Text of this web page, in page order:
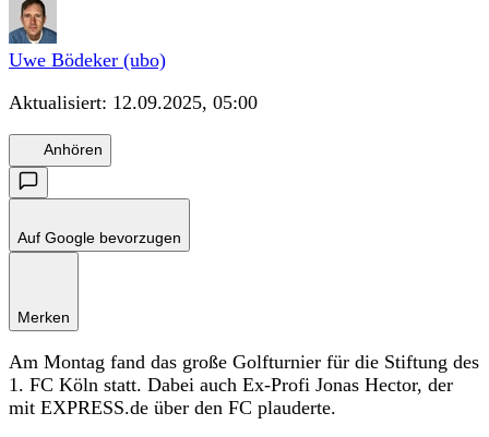
Uwe Bödeker (ubo)
Aktualisiert: 12.09.2025, 05:00
Anhören
Auf Google bevorzugen
Merken
Am Montag fand das große Golfturnier für die Stiftung des
1. FC Köln statt. Dabei auch Ex-Profi Jonas Hector, der
mit EXPRESS.de über den FC plauderte.